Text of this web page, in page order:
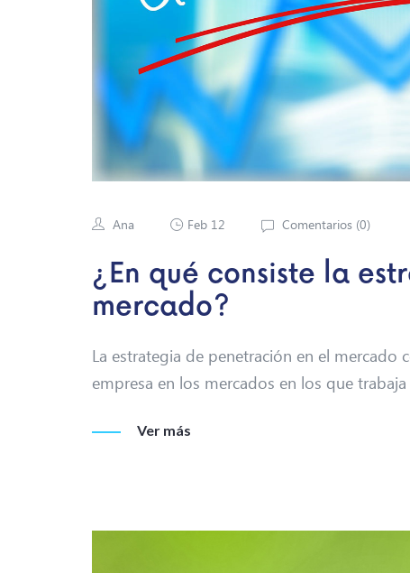
Ana Feb 12 Comentarios (0)
¿En qué consiste la
mercado?
La estrategia de penetración en el
empresa en los mercados en los que
Ver más